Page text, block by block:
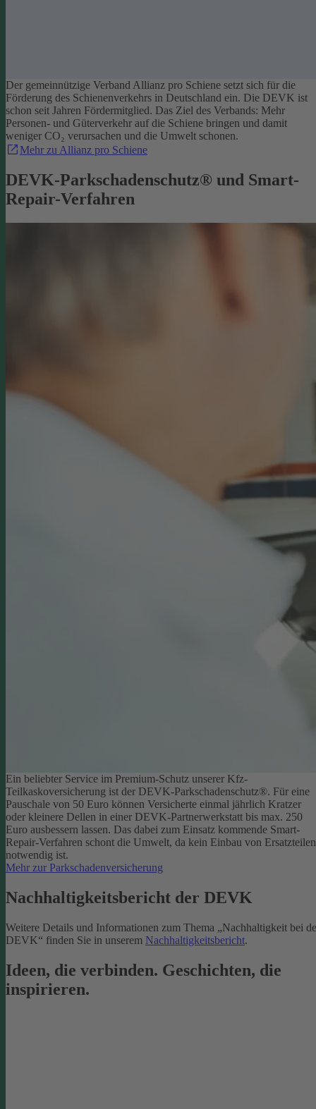
Der gemeinnützige Verband Allianz pro Schiene setzt sich für die
Förderung des Schienenverkehrs in Deutschland ein. Die DEVK ist
schon seit Jahren Fördermitglied. Das Ziel des Verbands: Mehr
Personen- und Güterverkehr auf die Schiene bringen und damit
weniger CO₂ verursachen und die Umwelt schonen.
Mehr zu Allianz pro Schiene
DEVK-Parkschadenschutz® und Smart-
Repair-Verfahren
Ein beliebter Service im Premium-Schutz unserer Kfz-
Teilkaskoversicherung ist der DEVK-Parkschadenschutz®. Für eine
Pauschale von 50 Euro können Versicherte einmal jährlich Kratzer
oder kleinere Dellen in einer DEVK-Partnerwerkstatt bis max. 250
Euro ausbessern lassen. Das dabei zum Einsatz kommende Smart-
Repair-Verfahren schont die Umwelt, da kein Einbau von Ersatzteilen
notwendig ist.
Mehr zur Parkschadenversicherung
Nachhaltigkeitsbericht der DEVK
Weitere Details und Informationen zum Thema „Nachhaltigkeit bei
DEVK“ finden Sie in unserem Nachhaltigkeitsbericht.
Ideen, die verbinden. Geschichten, die
inspirieren.